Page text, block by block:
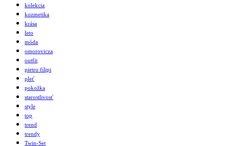
kolekcia
kozmetika
krása
leto
móda
omorovicza
outfit
pietro filipi
pleť
pokožka
starostlivosť
style
top
trend
trendy
Twin-Set